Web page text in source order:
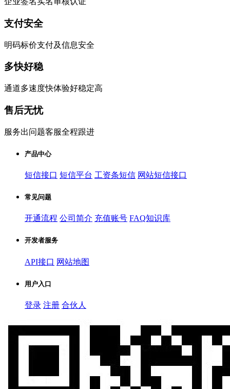
支付安全
明码标价支付及信息安全
多快好稳
通道多速度快体验好稳定高
售后无忧
服务出问题客服全程跟进
产品中心
短信接口 短信平台 工资条短信 网站短信接口
常见问题
开通流程 公司简介 充值账号 FAQ知识库
开发者服务
API接口 网站地图
用户入口
登录 注册 合伙人